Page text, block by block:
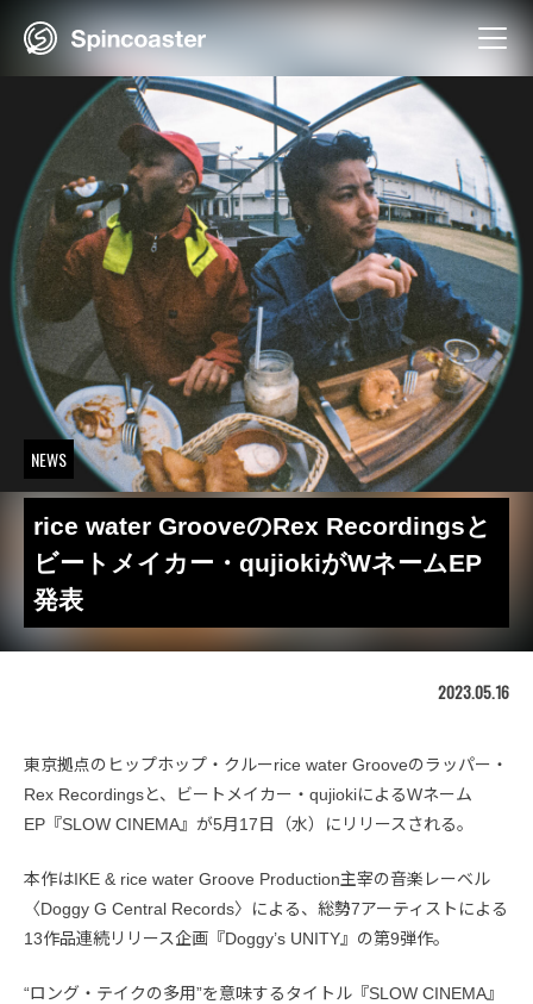
NEWS
rice water GrooveのRex Recordingsと
ビートメイカー・qujiokiがWネームEP
発表
2023.05.16
東京拠点のヒップホップ・クルーrice water Grooveのラッパー・
Rex Recordingsと、ビートメイカー・qujiokiによるWネーム
EP『SLOW CINEMA』が5月17日（水）にリリースされる。
本作はIKE & rice water Groove Production主宰の音楽レーベル
〈Doggy G Central Records〉による、総勢7アーティストによる
13作品連続リリース企画『Doggy’s UNITY』の第9弾作。
“ロング・テイクの多用”を意味するタイトル『SLOW CINEMA』